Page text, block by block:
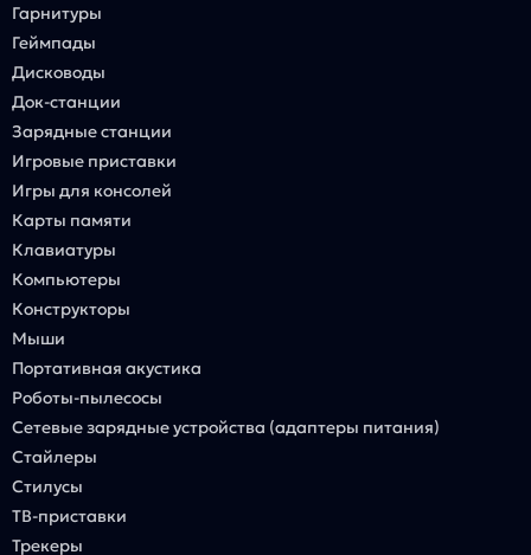
Гарнитуры
Геймпады
Дисководы
Док-станции
Зарядные станции
Игровые приставки
Игры для консолей
Карты памяти
Клавиатуры
Компьютеры
Конструкторы
Мыши
Портативная акустика
Роботы-пылесосы
Сетевые зарядные устройства (адаптеры питания)
Стайлеры
Стилусы
ТВ-приставки
Трекеры